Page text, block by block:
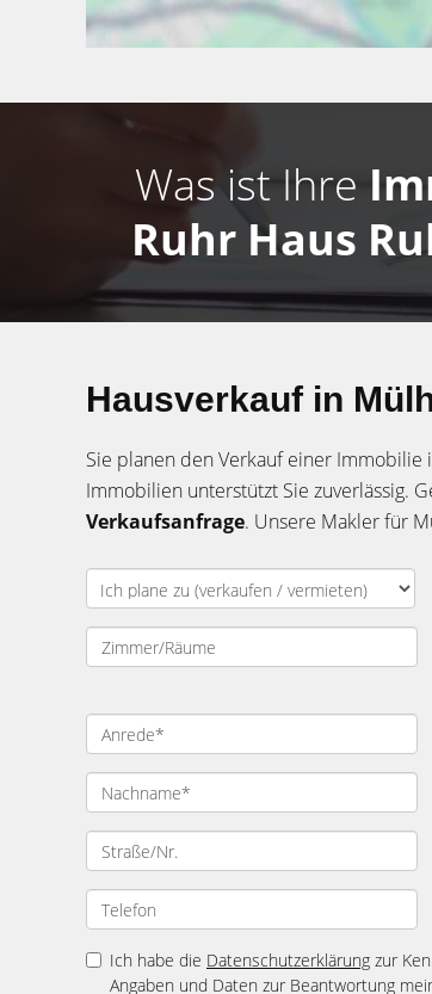
Was ist Ihre
Ruhr Haus
Hausverkauf in
Sie planen den Verkauf einer Immobilie
Immobilien unterstützt Sie zuverlässig.
Verkaufsanfrage. Unsere Makler für
Ich habe die Datenschutzerklärung zur
Angaben und Daten zur Beantwortung